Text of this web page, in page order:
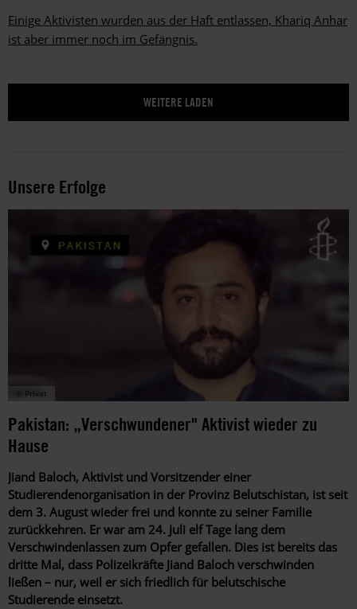
Einige Aktivisten wurden aus der Haft entlassen, Khariq Anhar
ist aber immer noch im Gefängnis.
Unsere Erfolge
© Privat
Pakistan: „Verschwundener" Aktivist wieder zu
Hause
Jiand Baloch, Aktivist und Vorsitzender einer
Studierendenorganisation in der Provinz Belutschistan, ist seit
dem 3. August wieder frei und konnte zu seiner Familie
zurückkehren. Er war am 24. Juli elf Tage lang dem
Verschwindenlassen zum Opfer gefallen. Dies ist bereits das
dritte Mal, dass Polizeikräfte Jiand Baloch verschwinden
ließen – nur, weil er sich friedlich für belutschische
Studierende einsetzt.